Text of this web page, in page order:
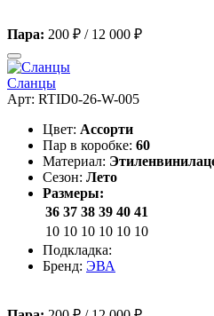
Пара: 200 ₽ / 12 000 ₽
Сланцы
Арт: RTID0-26-W-005
Цвет: Ассорти
Пар в коробке: 60
Материал:
Сезон: Лето
Размеры:
36 37 38 39 40 41
10 10 10 10 10 10
Подкладка:
Бренд: ЭВА